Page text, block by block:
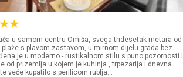
u samom centru Omiša, svega tridesetak metara od
s plavom zastavom, u mirnom dijelu grada bez
je u moderno - rustikalnom stilu s puno pozornosti i
od prizemlja u kojem je kuhinja , trpezarija i dnevna
veće kupatilo s perilicom rublja...